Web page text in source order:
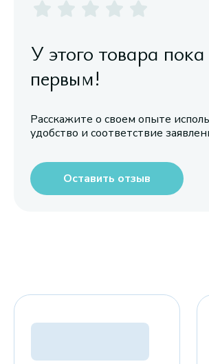
У этого товара
первым!
Расскажите о своем опыте
удобство и соответствие
Оставить отзыв